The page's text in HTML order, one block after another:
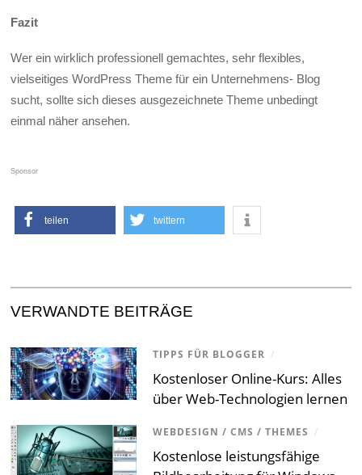
Fazit
Wer ein wirklich professionell gemachtes, sehr flexibles,
vielseitiges WordPress Theme für ein Unternehmens- Blog
sucht, sollte sich dieses ausgezeichnete Theme unbedingt
einmal näher ansehen.
Sponsor
teilen twittern
VERWANDTE BEITRÄGE
TIPPS FÜR BLOGGER /
Kostenloser Online-Kurs: Alles
über Web-Technologien lernen
WEBDESIGN / CMS / THEMES /
Kostenlose leistungsfähige